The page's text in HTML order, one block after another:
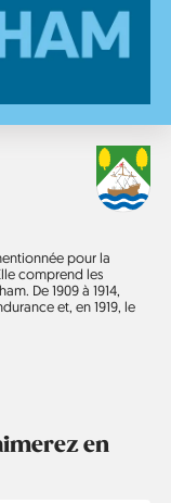
pour la
comprend les
De 1909 à 1914,
et, en 1919, le
en